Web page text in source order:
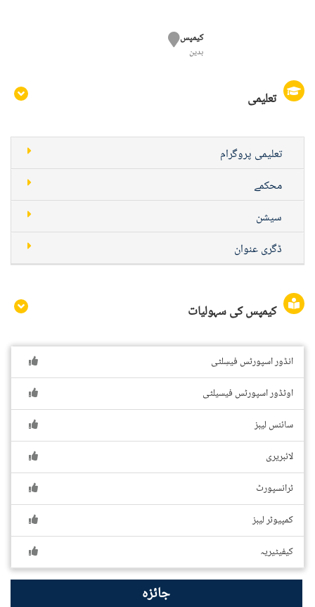
کیمپس
بدین
تعلیمی
تعلیمی پروگرام
محکمے
سیشن
ڈگری عنوان
کیمپس کی سہولیات
انڈور اسپورٹس فیسِلٹی
اوٹڈور اسپورٹس فیسیلٹی
سائنس لیبز
لائبریری
ٹرانسپورٹ
کمپیوٹر لیبز
کیفیٹیریہ
جائزہ